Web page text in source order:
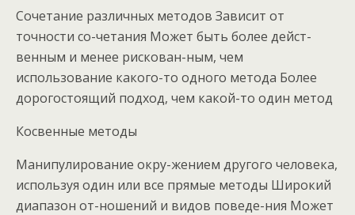
Сочетание различных методов Зависит от
точности со-четания Может быть более дейст-
венным и менее рискован-ным, чем
использование какого-то одного метода Более
дорогостоящий подход, чем какой-то один метод
Косвенные методы
Манипулирование окру-жением другого человека,
используя один или все прямые методы Широкий
диапазон от-ношений и видов поведе-ния Может